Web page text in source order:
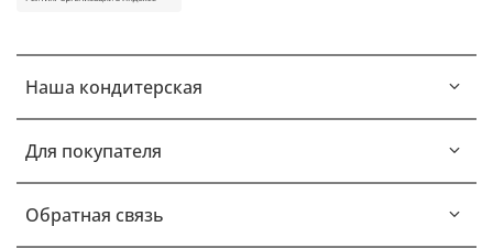
Наша кондитерская
Для покупателя
Обратная связь